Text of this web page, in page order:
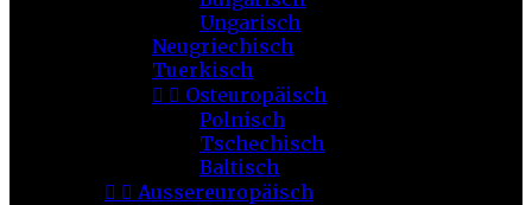
Ungarisch
Neugriechisch
Tuerkisch
  Osteuropäisch
Polnisch
Tschechisch
Baltisch
  Aussereuropäisch